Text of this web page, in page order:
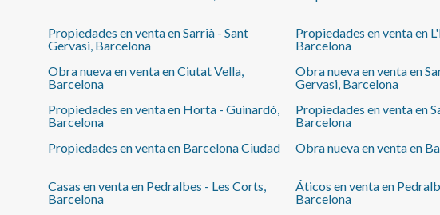
la
tiene la
LAU, no
Propiedades en venta en Sarrià - Sant
Gervasi, Barcelona
Propiedades en venta en
Barcelona
Obra nueva en venta en Ciutat Vella,
Barcelona
Obra nueva en venta en
Gervasi, Barcelona
Propiedades en venta en Horta - Guinardó,
Barcelona
Propiedades en venta en
Barcelona
Propiedades en venta en Barcelona Ciudad
Obra nueva en venta en
Casas en venta en Pedralbes - Les Corts,
Barcelona
Áticos en venta en
Barcelona